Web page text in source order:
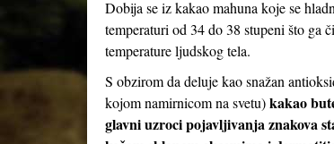
Dobija se iz kakao mahuna koje se
temperaturi od 34 do 38 stupeni što ga
temperature ljudskog tela.
S obzirom da deluje kao snažan
kojom namirnicom na svetu)kakao
glavni uzroci pojavljivanja znakova